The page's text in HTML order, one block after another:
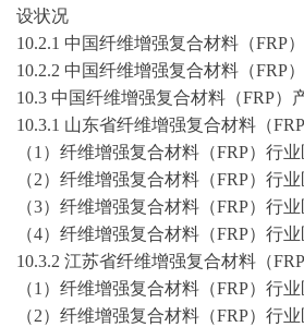
设状况
10.2.1 中国纤维增强复合材料（FRP
10.2.2 中国纤维增强复合材料（FRP
10.3 中国纤维增强复合材料（FRP）
10.3.1 山东省纤维增强复合材料（
（1）纤维增强复合材料（FRP）行
（2）纤维增强复合材料（FRP）行
（3）纤维增强复合材料（FRP）行
（4）纤维增强复合材料（FRP）行
10.3.2 江苏省纤维增强复合材料（
（1）纤维增强复合材料（FRP）行
（2）纤维增强复合材料（FRP）行